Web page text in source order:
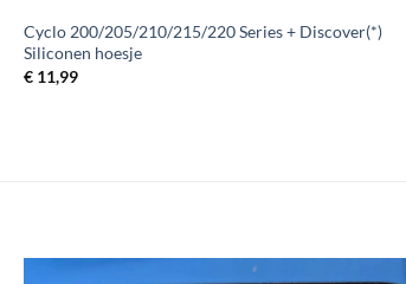
Cyclo 200/205/210/215/220 Series + Discover(*)
Siliconen hoesje
€11,99